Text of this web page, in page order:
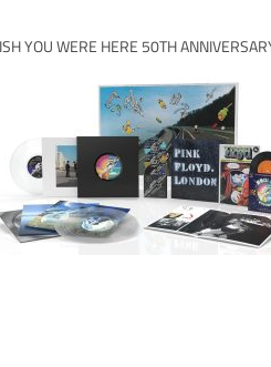
YOU WERE HERE 50TH